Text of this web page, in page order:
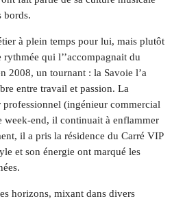
bords.
à plein temps pour lui, mais plutôt
qui l’’accompagnait du
2008, un tournant : la Savoie l’a
entre travail et passion. La
(ingénieur commercial
week-end, il continuait à enflammer
il a pris la résidence du Carré VIP
et son énergie ont marqué les
horizons, mixant dans divers